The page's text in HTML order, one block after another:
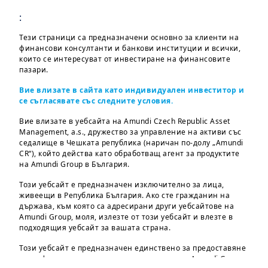
:
Тези страници са предназначени основно за клиенти на
финансови консултанти и банкови институции и всички,
които се интересуват от инвестиране на финансовите
пазари.
Вие влизате в сайта като индивидуален инвеститор и
се съгласявате със следните условия.
Вие влизате в уебсайта на Amundi Czech Republic Asset
Management, a.s., дружество за управление на активи със
седалище в Чешката република (наричан по-долу „Amundi
CR“), който действа като обработващ агент за продуктите
на Amundi Group в България.
Този уебсайт е предназначен изключително за лица,
живеещи в Република България. Ако сте гражданин на
държава, към която са адресирани други уебсайтове на
Amundi Group, моля, излезте от този уебсайт и влезте в
подходящия уебсайт за вашата страна.
Този уебсайт е предназначен единствено за предоставяне
на информация за дружества и продукти на Amundi Group,
FUNDS
AMUNDI FUNDS EUROPEAN EQUITY VALUE
AMUNDI FUNDS POLEN CAPITAL GLOBAL
FUNDS Equities
AMUNDI FUNDS CHINA EQUITY
Pagination
First page
First
Previous page
‹‹ … Страница
2 Страница
3 Страница
4 Страница
5 Страница
6 Страница
7 Страница
8 9